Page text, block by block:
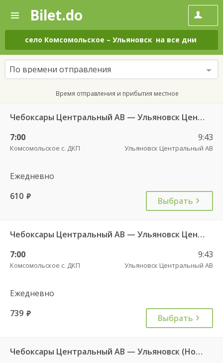
—
Поиск
и
покупка
билетов
на
автобус
онлайн
Bilet.do
село Комсомольское – Ульяновск на все дни
По времени отправления
Время отправления и прибытия местное
Чебоксары Центральный АВ — Ульяновск Центральный АВ 6408
7:00
Комсомольское с. ДКП
9:43
Ульяновск Центральный АВ
Ежедневно
610 руб. Выбрать
Чебоксары Центральный АВ — Ульяновск Центральный АВ 6408
7:00
Комсомольское с. ДКП
9:43
Ульяновск Центральный АВ
Ежедневно
739 руб. Выбрать
Чебоксары Центральный АВ — Ульяновск (Новый город) ч/з Батырево с. ДКП 5843